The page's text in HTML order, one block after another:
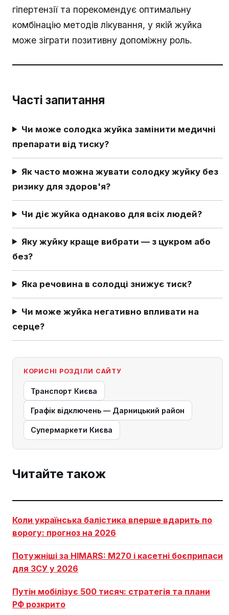
гіпертензії та порекомендує оптимальну
комбінацію методів лікування, у якій жуйка
може зіграти позитивну допоміжну роль.
Часті запитання
Чи може солодка жуйка замінити медичні
препарати від тиску?
Як часто можна жувати солодку жуйку без
ризику для здоров'я?
Чи діє жуйка однаково для всіх людей?
Яку жуйку краще вибрати — з цукром або
без?
Яка речовина в солодці знижує тиск?
Чи може жуйка негативно впливати на
серце?
КОРИСНІ РОЗДІЛИ САЙТУ
Транспорт Києва
Графік відключень — Дарницький район
Супермаркети Києва
Читайте також
Коли українська балістика вперше вдарить по
ворогу: прогноз на 2026
Потужніші за HIMARS: М270 і касетні боєприпаси
для ЗСУ у 2026
Путін мобілізує 500 тисяч: стратегія та плани
РФ розкрито